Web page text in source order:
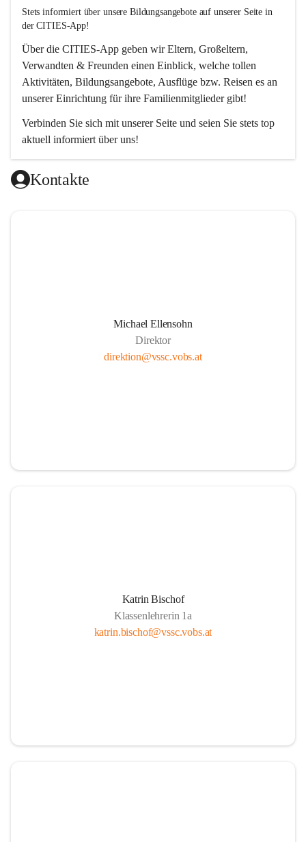
Stets informiert über unsere Bildungsangebote auf unserer Seite in
der CITIES-App!
Über die CITIES-App geben wir Eltern, Großeltern,
Verwandten & Freunden einen Einblick, welche tollen
Aktivitäten, Bildungsangebote, Ausflüge bzw. Reisen es an
unserer Einrichtung für ihre Familienmitglieder gibt!
Verbinden Sie sich mit unserer Seite und seien Sie stets top
aktuell informiert über uns!
Kontakte
Michael Ellensohn
Direktor
direktion@vssc.vobs.at
Katrin Bischof
Klassenlehrerin 1a
katrin.bischof@vssc.vobs.at